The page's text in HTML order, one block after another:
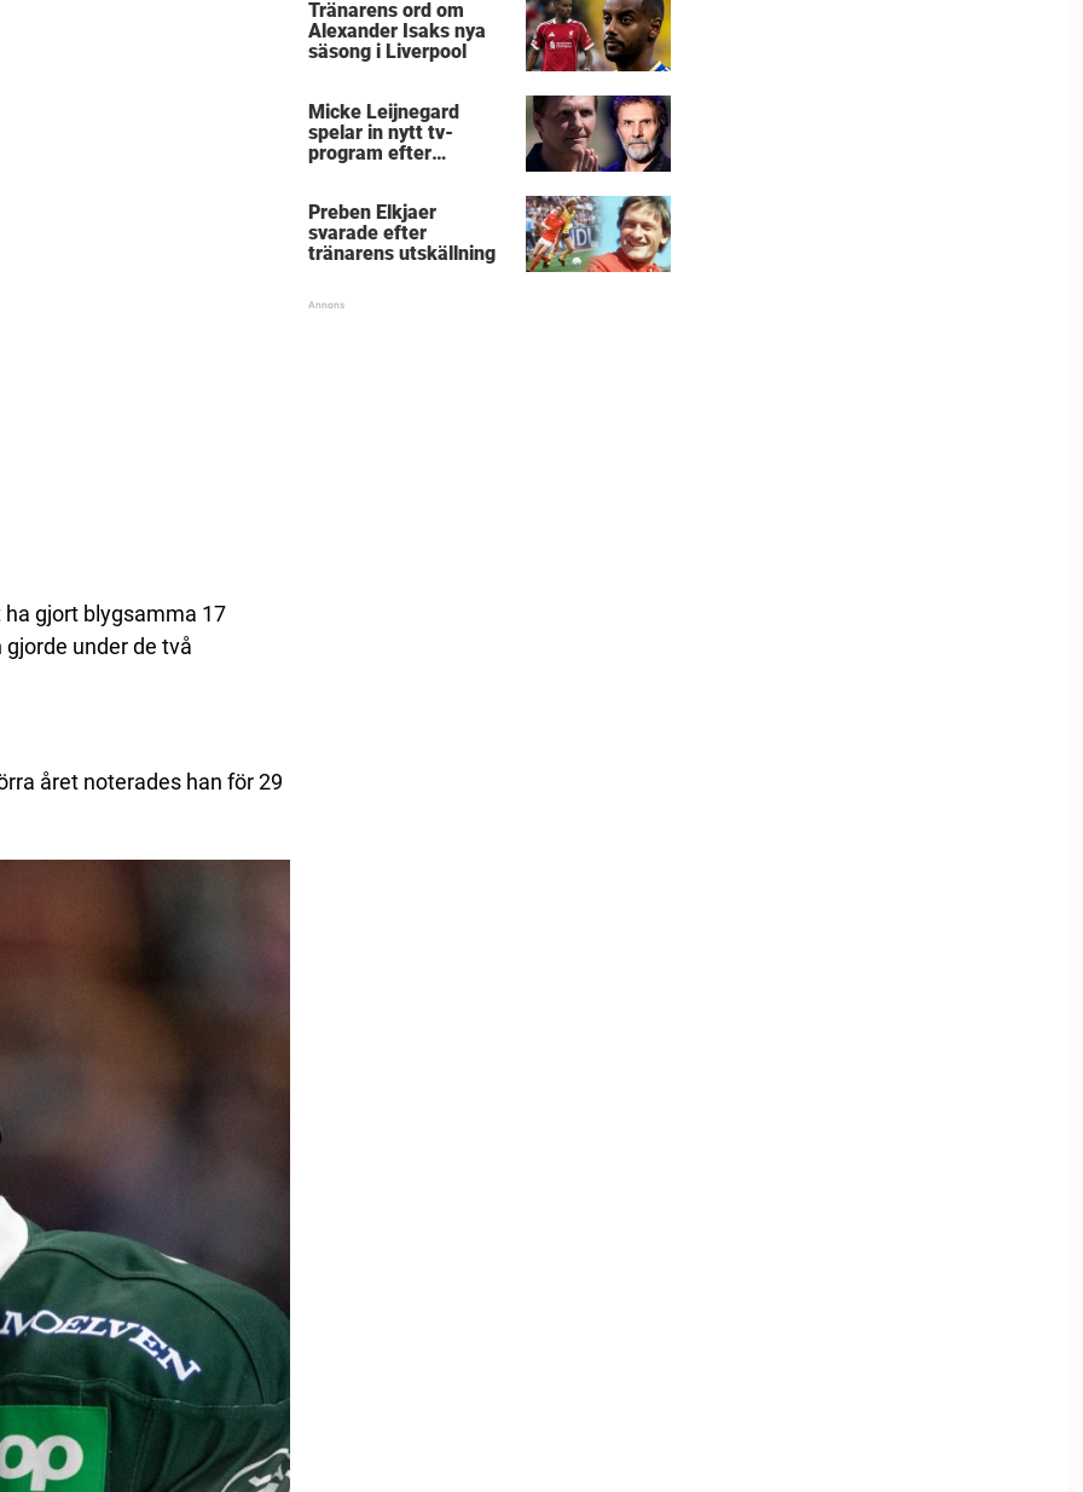
gjort blygsamma 17
under de två
året noterades han för 29
Tränarens ord om
Alexander Isaks nya
säsong i Liverpool
Micke Leijnegard
spelar in nytt tv-
program efter
Preben Elkjaer
svarade efter
tränarens utskällning